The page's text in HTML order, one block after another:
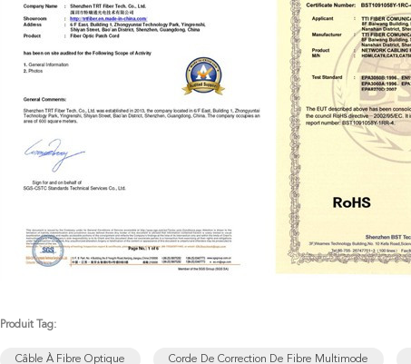
Produit Tag:
Câble À Fibre Optique Corde De Correction De Fibre Multimode